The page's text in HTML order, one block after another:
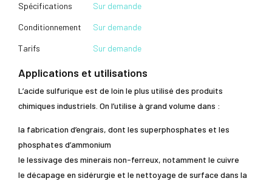
Spécifications Sur demande
Conditionnement Sur demande
Tarifs Sur demande
Applications et utilisations
L’acide sulfurique est de loin le plus utilisé des produits
chimiques industriels. On l’utilise à grand volume dans :
la fabrication d’engrais, dont les superphosphates et les
phosphates d’ammonium
le lessivage des minerais non-ferreux, notamment le cuivre
le décapage en sidérurgie et le nettoyage de surface dans la